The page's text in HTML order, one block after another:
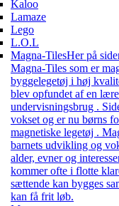
Kaloo
Lamaze
Lego
L.O.L
Magna-TilesHer på
Magna-Tiles som er
byggelegetøj i høj
blev opfundet af en
undervisningsbrug .
vokset og er nu børns
magnetiske legetøj .
barnets udvikling og
alder, evner og
kommer ofte i flotte
sættende kan bygges
kan få frit løb.